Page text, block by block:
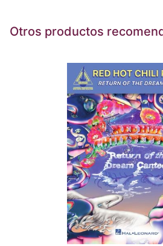
Otros productos